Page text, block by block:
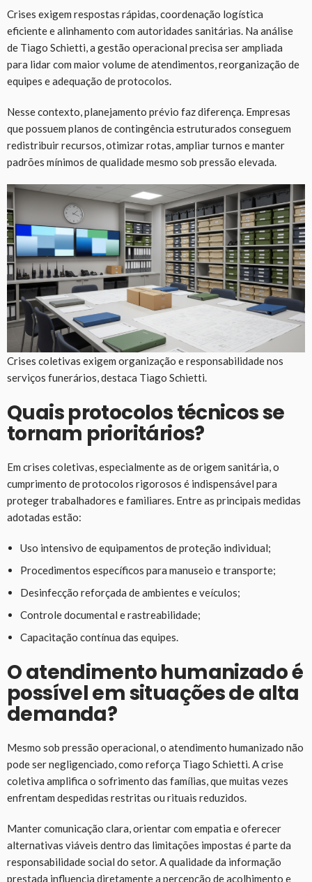
Crises exigem respostas rápidas, coordenação logística
eficiente e alinhamento com autoridades sanitárias. Na análise
de Tiago Schietti, a gestão operacional precisa ser ampliada
para lidar com maior volume de atendimentos, reorganização de
equipes e adequação de protocolos.
Nesse contexto, planejamento prévio faz diferença. Empresas
que possuem planos de contingência estruturados conseguem
redistribuir recursos, otimizar rotas, ampliar turnos e manter
padrões mínimos de qualidade mesmo sob pressão elevada.
Crises coletivas exigem organização e responsabilidade nos
serviços funerários, destaca Tiago Schietti.
Quais protocolos técnicos se
tornam prioritários?
Em crises coletivas, especialmente as de origem sanitária, o
cumprimento de protocolos rigorosos é indispensável para
proteger trabalhadores e familiares. Entre as principais medidas
adotadas estão:
Uso intensivo de equipamentos de proteção individual;
Procedimentos específicos para manuseio e transporte;
Desinfecção reforçada de ambientes e veículos;
Controle documental e rastreabilidade;
Capacitação contínua das equipes.
O atendimento humanizado é
possível em situações de alta
demanda?
Mesmo sob pressão operacional, o atendimento humanizado não
pode ser negligenciado, como reforça Tiago Schietti. A crise
coletiva amplifica o sofrimento das famílias, que muitas vezes
enfrentam despedidas restritas ou rituais reduzidos.
Manter comunicação clara, orientar com empatia e oferecer
alternativas viáveis dentro das limitações impostas é parte da
responsabilidade social do setor. A qualidade da informação
prestada influencia diretamente a percepção de acolhimento e